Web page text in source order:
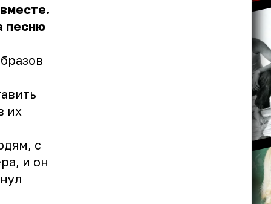
песню
их
с
и он